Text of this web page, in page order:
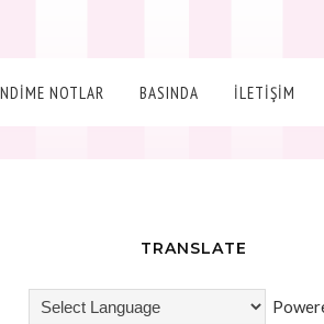
NOTLAR BASINDA İLETİŞİM
TRANSLATE